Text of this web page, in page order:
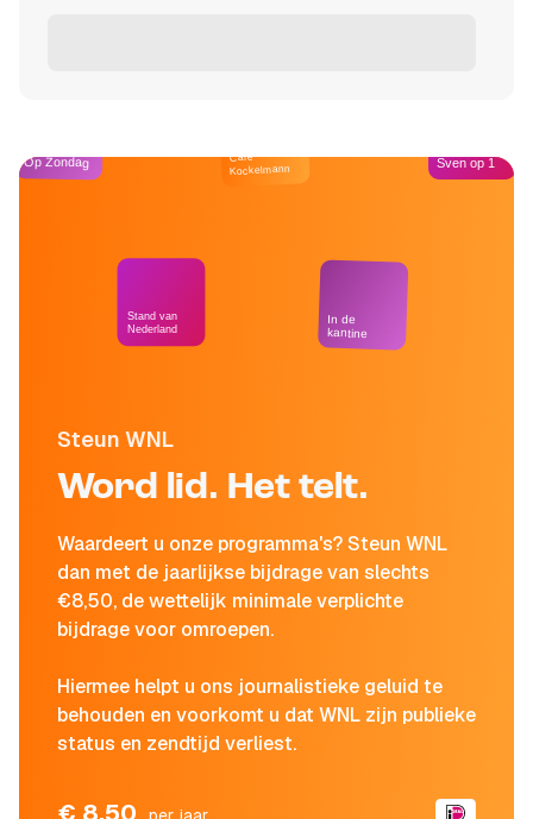
Steun WNL
Word lid. Het telt.
Waardeert u onze programma's? Steun WNL
dan met de jaarlijkse bijdrage van slechts
€8,50, de wettelijk minimale verplichte
bijdrage voor omroepen.
Hiermee helpt u ons journalistieke geluid te
behouden en voorkomt u dat WNL zijn publieke
status en zendtijd verliest.
Op Zondag
Stand van
Nederland
Café
Kockelmann
In de
kantine
Sven op 1